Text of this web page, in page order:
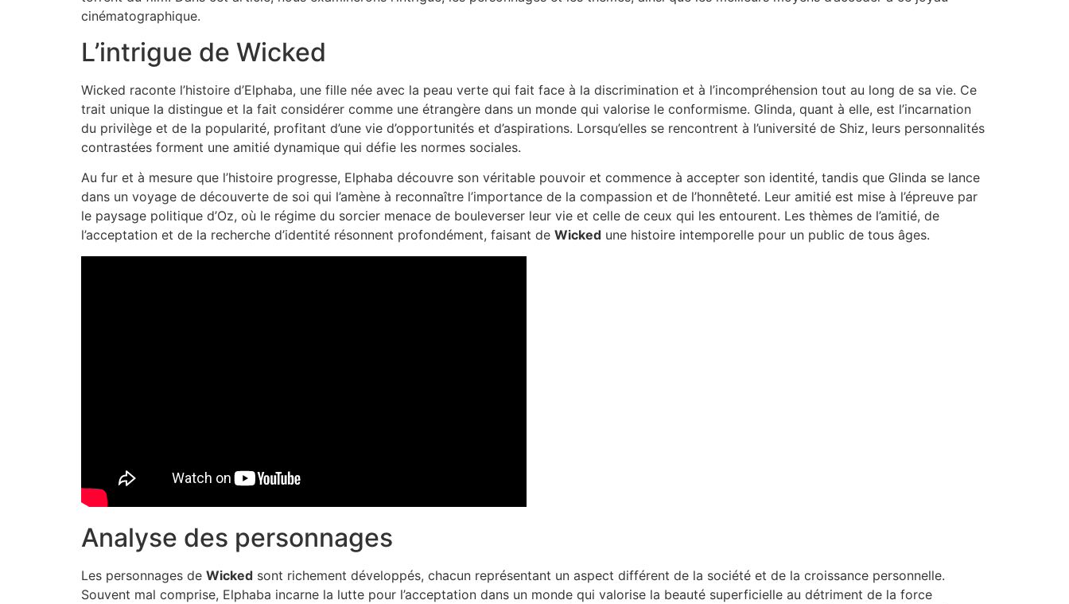
cinématographique.
L’intrigue de Wicked
Wicked raconte l’histoire d’Elphaba, une fille née avec la peau verte qui fait face à la discrimination et à l’incompréhension tout au long de sa vie. Ce
trait unique la distingue et la fait considérer comme une étrangère dans un monde qui valorise le conformisme. Glinda, quant à elle, est l’incarnation
du privilège et de la popularité, profitant d’une vie d’opportunités et d’aspirations. Lorsqu’elles se rencontrent à l’université de Shiz, leurs personnalités
contrastées forment une amitié dynamique qui défie les normes sociales.
Au fur et à mesure que l’histoire progresse, Elphaba découvre son véritable pouvoir et commence à accepter son identité, tandis que Glinda se lance
dans un voyage de découverte de soi qui l’amène à reconnaître l’importance de la compassion et de l’honnêteté. Leur amitié est mise à l’épreuve par
le paysage politique d’Oz, où le régime du sorcier menace de bouleverser leur vie et celle de ceux qui les entourent. Les thèmes de l’amitié, de
l’acceptation et de la recherche d’identité résonnent profondément, faisant de Wicked une histoire intemporelle pour un public de tous âges.
Analyse des personnages
Les personnages de Wicked sont richement développés, chacun représentant un aspect différent de la société et de la croissance personnelle.
Souvent mal comprise, Elphaba incarne la lutte pour l’acceptation dans un monde qui valorise la beauté superficielle au détriment de la force